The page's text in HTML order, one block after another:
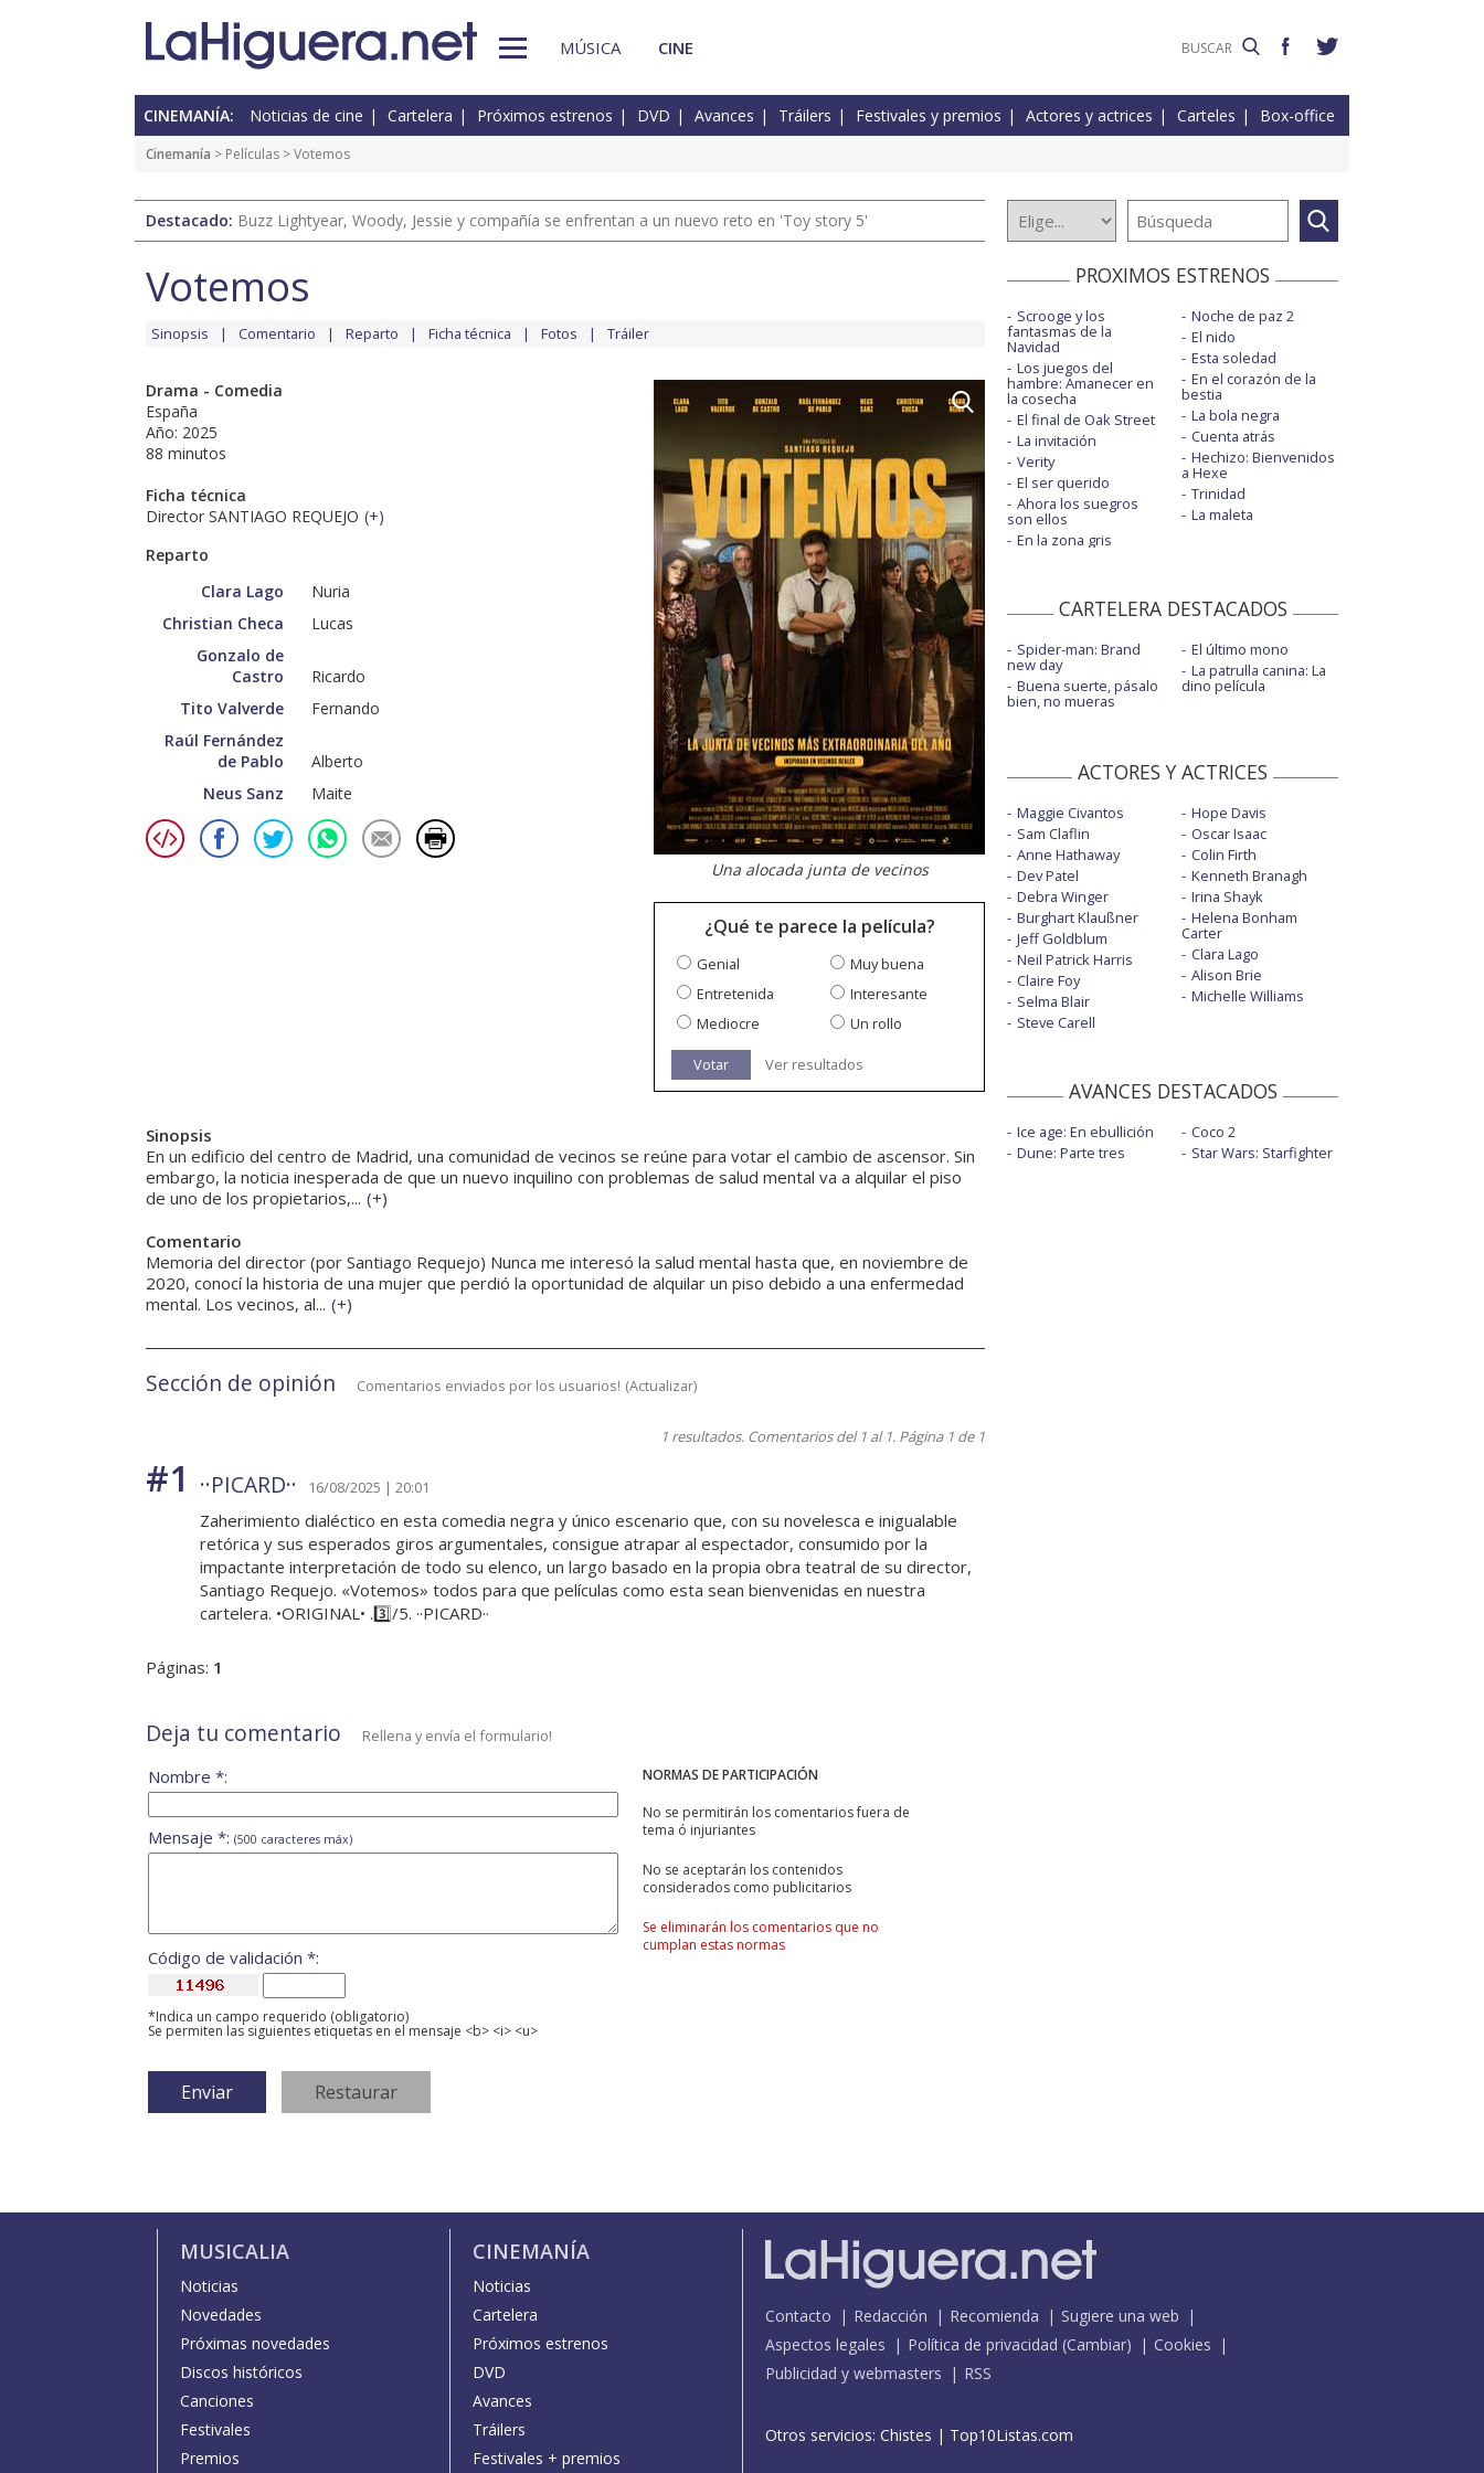
MÚSICA CINE
CINEMANÍA: Noticias de cine Cartelera Próximos estrenos DVD Avances Tráilers Festivales y premios Actores y actrices Carteles Box-office
Cinemanía > Películas > Votemos
Destacado: Buzz Lightyear, Woody, Jessie y compañía se enfrentan a un nuevo reto en 'Toy story 5'
Votemos
Sinopsis Comentario Reparto Ficha técnica Fotos Tráiler
Drama - Comedia
España
Año: 2025
88 minutos
Ficha técnica
Director SANTIAGO REQUEJO (+)
Reparto
Clara Lago
Nuria
Christian Checa
Lucas
Gonzalo de
Castro
Ricardo
Tito Valverde
Fernando
Raúl Fernández
de Pablo
Alberto
Neus Sanz
Maite
Una alocada junta de vecinos
¿Qué te parece la película?
Genial
Muy buena
Entretenida
Interesante
Mediocre
Un rollo
Votar Ver resultados
Sinopsis
En un edificio del centro de Madrid, una comunidad de vecinos se reúne para votar el cambio de ascensor. Sin
embargo, la noticia inesperada de que un nuevo inquilino con problemas de salud mental va a alquilar el piso
de uno de los propietarios,... (+)
Comentario
Memoria del director (por Santiago Requejo) Nunca me interesó la salud mental hasta que, en noviembre de
2020, conocí la historia de una mujer que perdió la oportunidad de alquilar un piso debido a una enfermedad
mental. Los vecinos, al... (+)
Sección de opinión Comentarios enviados por los usuarios! (Actualizar)
1 resultados. Comentarios del 1 al 1. Página 1 de 1
#1 ··PICARD·· 16/08/2025 | 20:01
Zaherimiento dialéctico en esta comedia negra y único escenario que, con su novelesca e inigualable
retórica y sus esperados giros argumentales, consigue atrapar al espectador, consumido por la
impactante interpretación de todo su elenco, un largo basado en la propia obra teatral de su director,
Santiago Requejo. «Votemos» todos para que películas como esta sean bienvenidas en nuestra
cartelera. •ORIGINAL• .3️⃣/5. ··PICARD··
Páginas: 1
Deja tu comentario Rellena y envía el formulario!
NORMAS DE PARTICIPACIÓN
No se permitirán los comentarios fuera de
tema ó injuriantes
No se aceptarán los contenidos
considerados como publicitarios
Se eliminarán los comentarios que no
cumplan estas normas
Nombre *:
Mensaje *: (500 caracteres máx)
Código de validación *:
*Indica un campo requerido (obligatorio)
Se permiten las siguientes etiquetas en el mensaje <b> <i> <u>
PROXIMOS ESTRENOS
Scrooge y los
fantasmas de la
Navidad
Los juegos del
hambre: Amanecer en
la cosecha
El final de Oak Street
La invitación
Verity
El ser querido
Ahora los suegros
son ellos
En la zona gris
Noche de paz 2
El nido
Esta soledad
En el corazón de la
bestia
La bola negra
Cuenta atrás
Hechizo: Bienvenidos
a Hexe
Trinidad
La maleta
CARTELERA DESTACADOS
Spider-man: Brand
new day
Buena suerte, pásalo
bien, no mueras
El último mono
La patrulla canina: La
dino película
ACTORES Y ACTRICES
Maggie Civantos
Sam Claflin
Anne Hathaway
Dev Patel
Debra Winger
Burghart Klaußner
Jeff Goldblum
Neil Patrick Harris
Claire Foy
Selma Blair
Steve Carell
Hope Davis
Oscar Isaac
Colin Firth
Kenneth Branagh
Irina Shayk
Helena Bonham
Carter
Clara Lago
Alison Brie
Michelle Williams
AVANCES DESTACADOS
Ice age: En ebullición
Dune: Parte tres
Coco 2
Star Wars: Starfighter
MUSICALIA
Noticias
Novedades
Próximas novedades
Discos históricos
Canciones
Festivales
Premios
CINEMANÍA
Noticias
Cartelera
Próximos estrenos
DVD
Avances
Tráilers
Festivales + premios
Contacto Redacción Recomienda
Sugiere una web
Aspectos legales
Política de privacidad (Cambiar)
Cookies
Publicidad y webmasters
RSS
Otros servicios: Chistes | Top10Listas.com